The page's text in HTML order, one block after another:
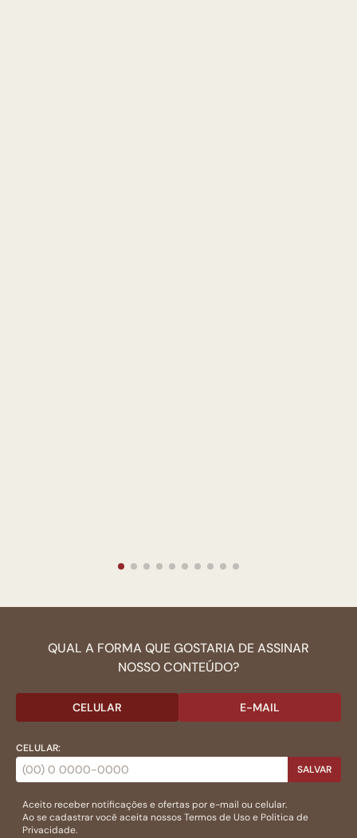
QUAL A FORMA QUE GOSTARIA DE ASSINAR
NOSSO CONTEÚDO?
CELULAR E-MAIL
CELULAR:
SALVAR
Aceito receber notificações e ofertas por e-mail ou celular.
Ao se cadastrar você aceita nossosTermos de Usoe Politica de
Privacidade.